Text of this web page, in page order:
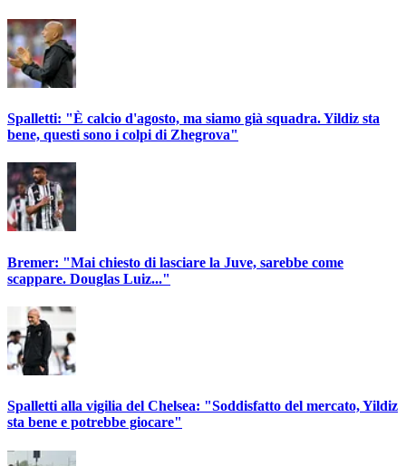
Spalletti: "È calcio d'agosto, ma siamo già squadra. Yildiz sta
bene, questi sono i colpi di Zhegrova"
Bremer: "Mai chiesto di lasciare la Juve, sarebbe come
scappare. Douglas Luiz..."
Spalletti alla vigilia del Chelsea: "Soddisfatto del mercato, Yildiz
sta bene e potrebbe giocare"